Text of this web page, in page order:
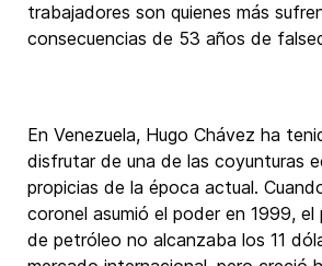
trabajadores son quienes más
consecuencias de 53 años de
En Venezuela, Hugo Chávez ha
disfrutar de una de las coyunturas
propicias de la época actual.
coronel asumió el poder en 1999, el
de petróleo no alcanzaba los 11